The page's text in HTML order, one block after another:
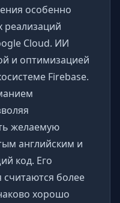
особенно
реализаций
Cloud. ИИ
и оптимизацией
Firebase.
желаемую
английским и
код. Его
более
хорошо